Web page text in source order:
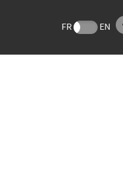
FR EN